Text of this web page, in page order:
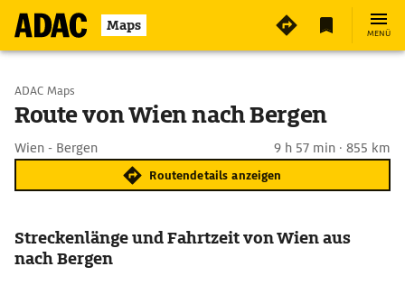
Maps MENÜ
Start wählen
ADAC Maps
Route von Wien nach Bergen
Wien - Bergen 9 h 57 min · 855 km
Routendetails anzeigen
Streckenlänge und Fahrtzeit von Wien aus
nach Bergen